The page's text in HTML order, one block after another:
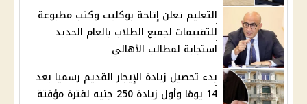
التعليم تعلن إتاحة بوكليت وكتب مطبوعة
للتقييمات لجميع الطلاب بالعام الجديد
استجابة لمطالب الأهالي
بدء تحصيل زيادة الإيجار القديم رسميا بعد
14 يومًا وأول زيادة 250 جنيه لفترة مؤقتة